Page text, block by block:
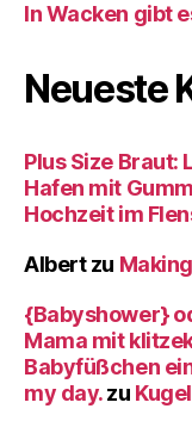
In Wacken gibt
Neueste
Plus Size Braut:
Hafen mit
Hochzeit im
Albertzu
{Babyshower}
Mama mit
Babyfüßchen
my day.zu